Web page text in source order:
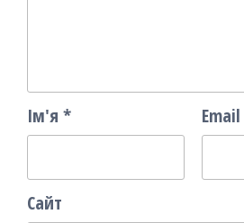
Ім'я * Email
Сайт